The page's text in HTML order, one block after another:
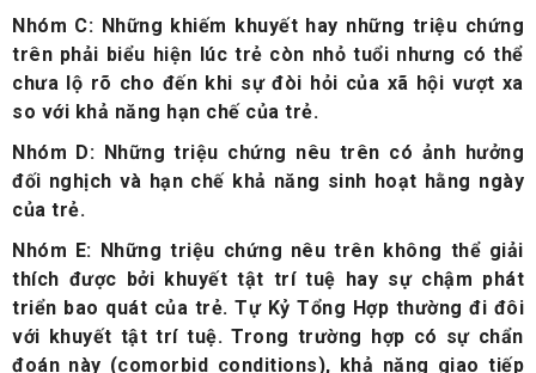
Nhóm C: Những khiếm khuyết hay những triệu chứng
trên phải biểu hiện lúc trẻ còn nhỏ tuổi nhưng có thể
chưa lộ rõ cho đến khi sự đòi hỏi của xã hội vượt xa
so với khả năng hạn chế của trẻ.
Nhóm D: Những triệu chứng nêu trên có ảnh hưởng
đối nghịch và hạn chế khả năng sinh hoạt hằng ngày
của trẻ.
Nhóm E: Những triệu chứng nêu trên không thể giải
thích được bởi khuyết tật trí tuệ hay sự chậm phát
triển bao quát của trẻ. Tự Kỷ Tổng Hợp thường đi đôi
với khuyết tật trí tuệ. Trong trường hợp có sự chẩn
đoán này (comorbid conditions), khả năng giao tiếp